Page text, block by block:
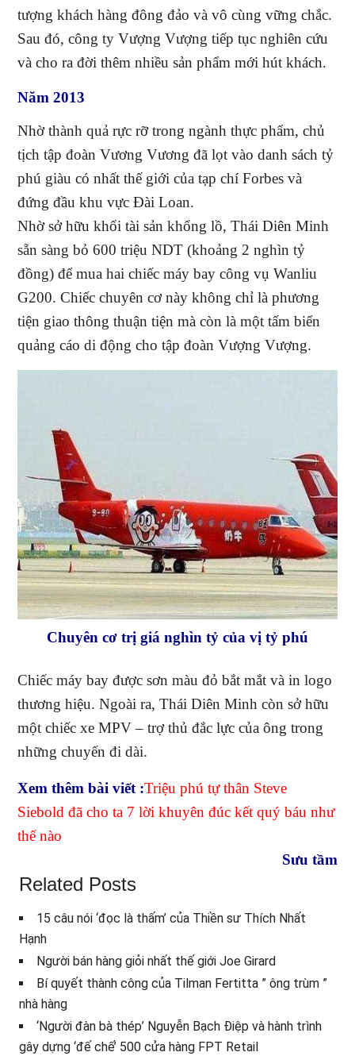
tượng khách hàng đông đảo và vô cùng vững chắc.
Sau đó, công ty Vượng Vượng tiếp tục nghiên cứu
và cho ra đời thêm nhiều sản phẩm mới hút khách.
Năm 2013
Nhờ thành quả rực rỡ trong ngành thực phẩm, chủ
tịch tập đoàn Vương Vương đã lọt vào danh sách tỷ
phú giàu có nhất thế giới của tạp chí Forbes và
đứng đầu khu vực Đài Loan.
Nhờ sở hữu khối tài sản khổng lồ, Thái Diên Minh
sẵn sàng bỏ 600 triệu NDT (khoảng 2 nghìn tỷ
đồng) để mua hai chiếc máy bay công vụ Wanliu
G200. Chiếc chuyên cơ này không chỉ là phương
tiện giao thông thuận tiện mà còn là một tấm biển
quảng cáo di động cho tập đoàn Vượng Vượng.
Chuyên cơ trị giá nghìn tỷ của vị tỷ phú
Chiếc máy bay được sơn màu đỏ bắt mắt và in logo
thương hiệu. Ngoài ra, Thái Diên Minh còn sở hữu
một chiếc xe MPV – trợ thủ đắc lực của ông trong
những chuyến đi dài.
Xem thêm bài viết :Triệu phú tự thân Steve
Siebold đã cho ta 7 lời khuyên đúc kết quý báu như
thế nào
Sưu tầm
Related Posts
15 câu nói ‘đọc là thấm’ của Thiền sư Thích Nhất
Hạnh
Người bán hàng giỏi nhất thế giới Joe Girard
Bí quyết thành công của Tilman Fertitta ” ông trùm ”
nhà hàng
‘Người đàn bà thép’ Nguyễn Bạch Điệp và hành trình
gây dựng ‘đế chế’ 500 cửa hàng FPT Retail